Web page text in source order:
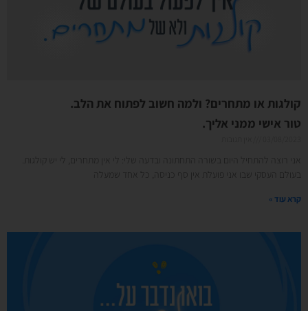
קולגות או מתחרים? ולמה חשוב לפתוח את הלב.
טור אישי ממני אליך.
אני רוצה להתחיל היום בשורה התחתונה ובדעה שלי: לי אין מתחרים, לי יש קולגות.
בעולם העסקי שבו אני פועלת אין סף כניסה, כל אחד שמעלה
קרא עוד »